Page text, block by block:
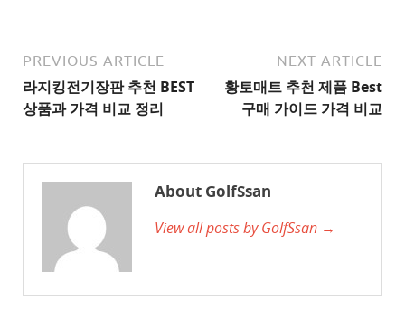
사
이
트
추
PREVIOUS ARTICLE
라지킹전기장판 추천 BEST
상품과 가격 비교 정리
NEXT ARTICLE
황토매트 추천 제품 Best
구매 가이드 가격 비교
About GolfSsan
View all posts by GolfSsan →